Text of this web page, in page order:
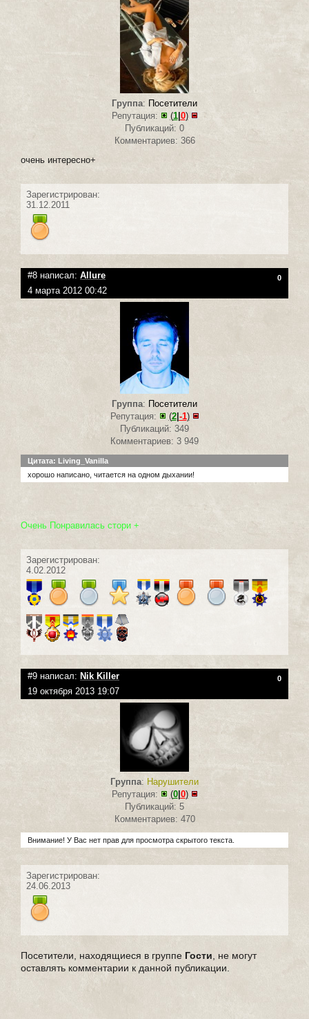
Группа: Посетители
Репутация:
(1| 0)
Публикаций: 0
Комментариев: 366
очень интересно+
Зарегистрирован:
31.12.2011
#8 написал: Allure 0
4 марта 2012 00:42
Группа: Посетители
Репутация:
(2| -1)
Публикаций: 349
Комментариев: 3 949
Цитата: Living_Vanilla
хорошо написано, читается на одном дыхании!
Очень Понравилась стори +
Зарегистрирован:
4.02.2012
#9 написал: Nik Killer 0
19 октября 2013 19:07
Группа: Нарушители
Репутация:
(0| 0)
Публикаций: 5
Комментариев: 470
Внимание! У Вас нет прав для просмотра скрытого текста.
Зарегистрирован:
24.06.2013
Посетители, находящиеся в группе Гости , не могут
оставлять комментарии к данной публикации.